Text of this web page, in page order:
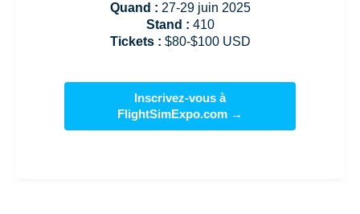
Quand : 27-29 juin 2025
Stand : 410
Tickets : $80-$100 USD
Inscrivez-vous à
FlightSimExpo.com →